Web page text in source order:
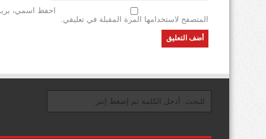
احفظ اسمي،
المتصفح لاستخدامها المرة المقبلة في تعليقي.